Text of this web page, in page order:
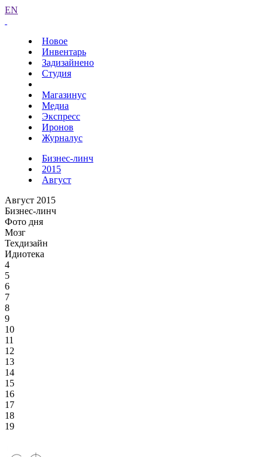
EN
Новое
Инвентарь
Задизайнено
Студия
Магазинус
Медиа
Экспресс
Иронов
Журналус
Бизнес-линч
2015
Август
Август 2015
Бизнес-линч
Фото дня
Мозг
Техдизайн
Идиотека
4
5
6
7
8
9
10
11
12
13
14
15
16
17
18
19